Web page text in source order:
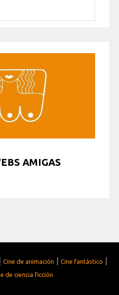
AMIGAS
| Cine de animación | Cine fantástico |
de ciencia ficción